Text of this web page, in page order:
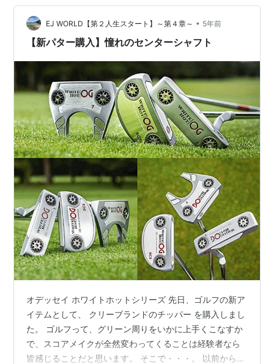
の芯にあてやすいんですね。 また、オフセットがないの
で目の錯覚もないです。 ②ひっかけにくい オフセット
量がほぼないため、自分が打つタイミ…
EJ WORLD【第２人生スタート】～第４章～ • 5年前
【新パター購入】憧れのセンターシャフト
オデッセイ ホワイトホットシリーズ 先日、ゴルフの新ア
イテムとして、 クリーブランドのチッパー を購入しまし
た。 ゴルフって、グリーン周りをいかに上手くこなすか
で、スコアメイクが全然変わってくることは経験者なら
皆感じることだと思います。 そこで・・・。 以前から欲